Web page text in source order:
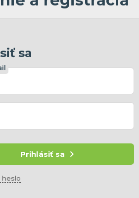
sa
Prihlásiť sa
heslo